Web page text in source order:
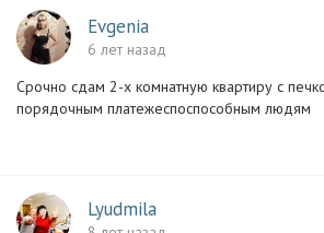
Evgenia
6 лет назад
Срочно сдам 2-х комнатную квартиру с
порядочным платежеспоспособным людям
Lyudmila